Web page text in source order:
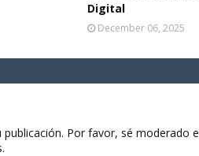
Digital
December 06, 2025
Por favor, sé moderado e